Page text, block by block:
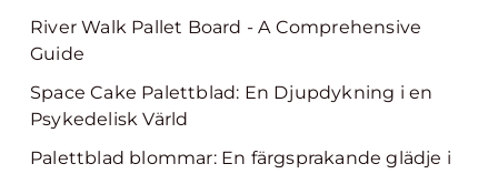
River Walk Pallet Board - A Comprehensive
Guide
Space Cake Palettblad: En Djupdykning i en
Psykedelisk Värld
Palettblad blommar: En färgsprakande glädje i